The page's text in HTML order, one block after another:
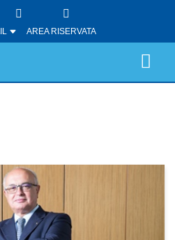
AREA RISERVATA